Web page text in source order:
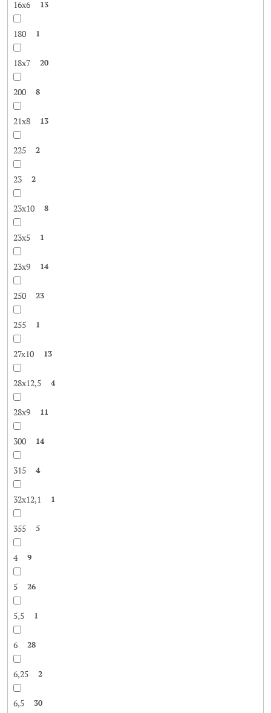
16x6 13
180 1
18x7 20
200 8
21x8 13
225 2
23 2
23x10 8
23x5 1
23x9 14
250 23
255 1
27x10 13
28x12,5 4
28x9 11
300 14
315 4
32x12,1 1
355 5
4 9
5 26
5,5 1
6 28
6,25 2
6,5 30